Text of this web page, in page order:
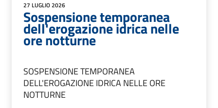
27 LUGLIO 2026
Sospensione temporanea
dell'erogazione idrica nelle
ore notturne
SOSPENSIONE TEMPORANEA
DELL'EROGAZIONE IDRICA NELLE ORE
NOTTURNE